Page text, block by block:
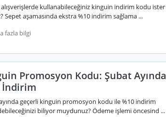
kullanabileceğiniz kinguin indirim kodu ister
Sepet aşamasında ekstra %10 indirim sağlama ...
fazla bilgi
Promosyon Kodu: Şubat Ayında
İndirim
geçerli kinguin promosyon kodu ile %10 indirim
biliyor muydunuz? Ödeme işlemi öncesind ...